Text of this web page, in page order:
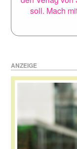
soll. Mach
ANZEIGE